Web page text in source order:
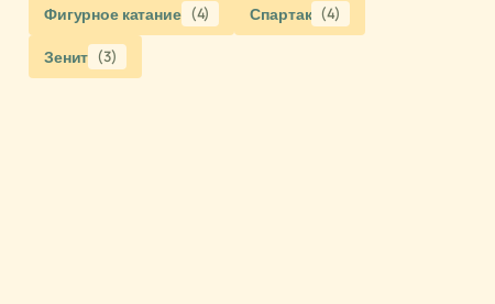
Фигурное катание (4) Спартак (4)
Зенит (3)